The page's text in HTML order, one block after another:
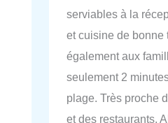
serviables à la
et cuisine de bonne
également aux
seulement 2
plage. Très proche
et des restaurants.